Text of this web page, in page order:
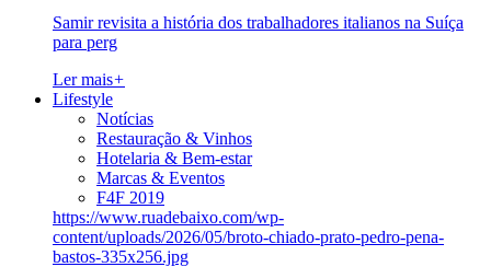
Samir revisita a história dos trabalhadores italianos na Suíça
para perg
Ler mais+
Lifestyle
Notícias
Restauração & Vinhos
Hotelaria & Bem-estar
Marcas & Eventos
F4F 2019
https://www.ruadebaixo.com/wp-
content/uploads/2026/05/broto-chiado-prato-pedro-pena-
bastos-335x256.jpg